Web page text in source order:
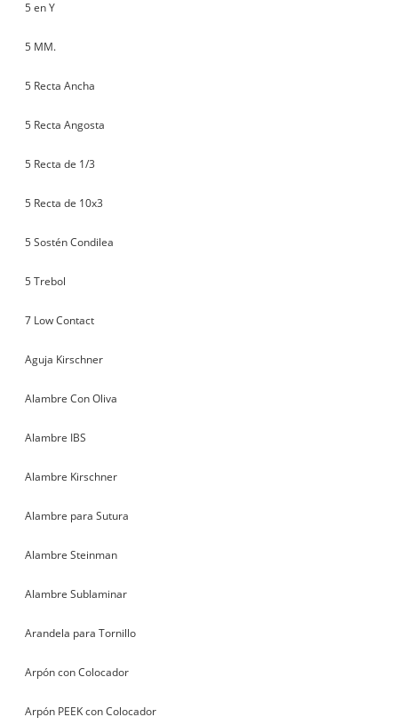
5 en Y
5 MM.
5 Recta Ancha
5 Recta Angosta
5 Recta de 1/3
5 Recta de 10x3
5 Sostén Condilea
5 Trebol
7 Low Contact
Aguja Kirschner
Alambre Con Oliva
Alambre IBS
Alambre Kirschner
Alambre para Sutura
Alambre Steinman
Alambre Sublaminar
Arandela para Tornillo
Arpón con Colocador
Arpón PEEK con Colocador